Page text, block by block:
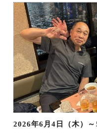
2026年6月4日（木）